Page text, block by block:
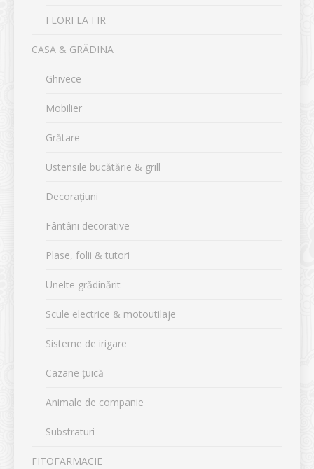
FLORI LA FIR
CASA & GRĂDINA
Ghivece
Mobilier
Grătare
Ustensile bucătărie & grill
Decorațiuni
Fântâni decorative
Plase, folii & tutori
Unelte grădinărit
Scule electrice & motoutilaje
Sisteme de irigare
Cazane țuică
Animale de companie
Substraturi
FITOFARMACIE